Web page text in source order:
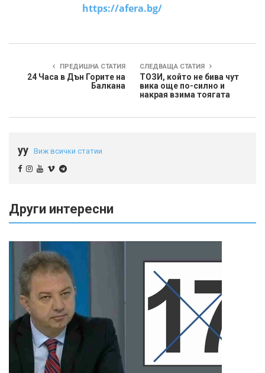
https://afera.bg/
ПРЕДИШНА СТАТИЯ
24 Часа в Дън Горите на
Балкана
СЛЕДВАЩА СТАТИЯ
ТОЗИ, който не бива чут
вика още по-силно и
накрая взима тоягата
yy Виж всички статии
Други интересни